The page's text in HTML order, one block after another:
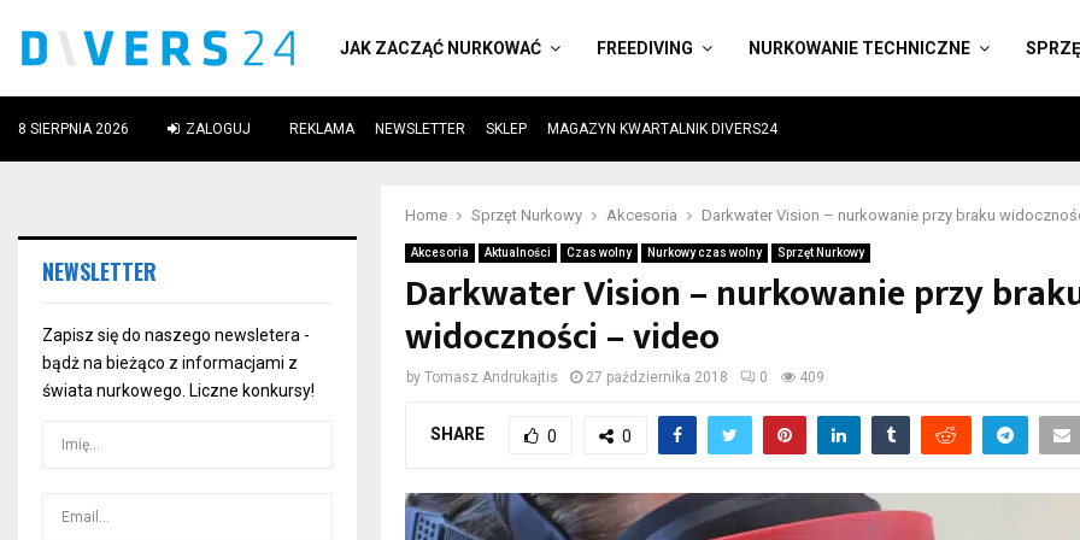
JAK ZACZĄĆ NURKOWAĆ FREEDIVING NURKOWANIE TECHNICZNE
8 SIERPNIA 2026 ZALOGUJ REKLAMA NEWSLETTER SKLEP MAGAZYN KWARTALNIK DIVERS24
Home Sprzęt Nurkowy Akcesoria Darkwater Vision – nurkowanie przy braku
Akcesoria Aktualności Czas wolny Nurkowy czas wolny Sprzęt Nurkowy
Darkwater Vision – nurkowanie przy
widoczności – video
byTomasz Andrukajtis 27 października 2018 0 409
SHARE 0 0
NEWSLETTER
Zapisz się do naszego newsletera -
bądż na bieżąco z informacjami z
świata nurkowego. Liczne konkursy!